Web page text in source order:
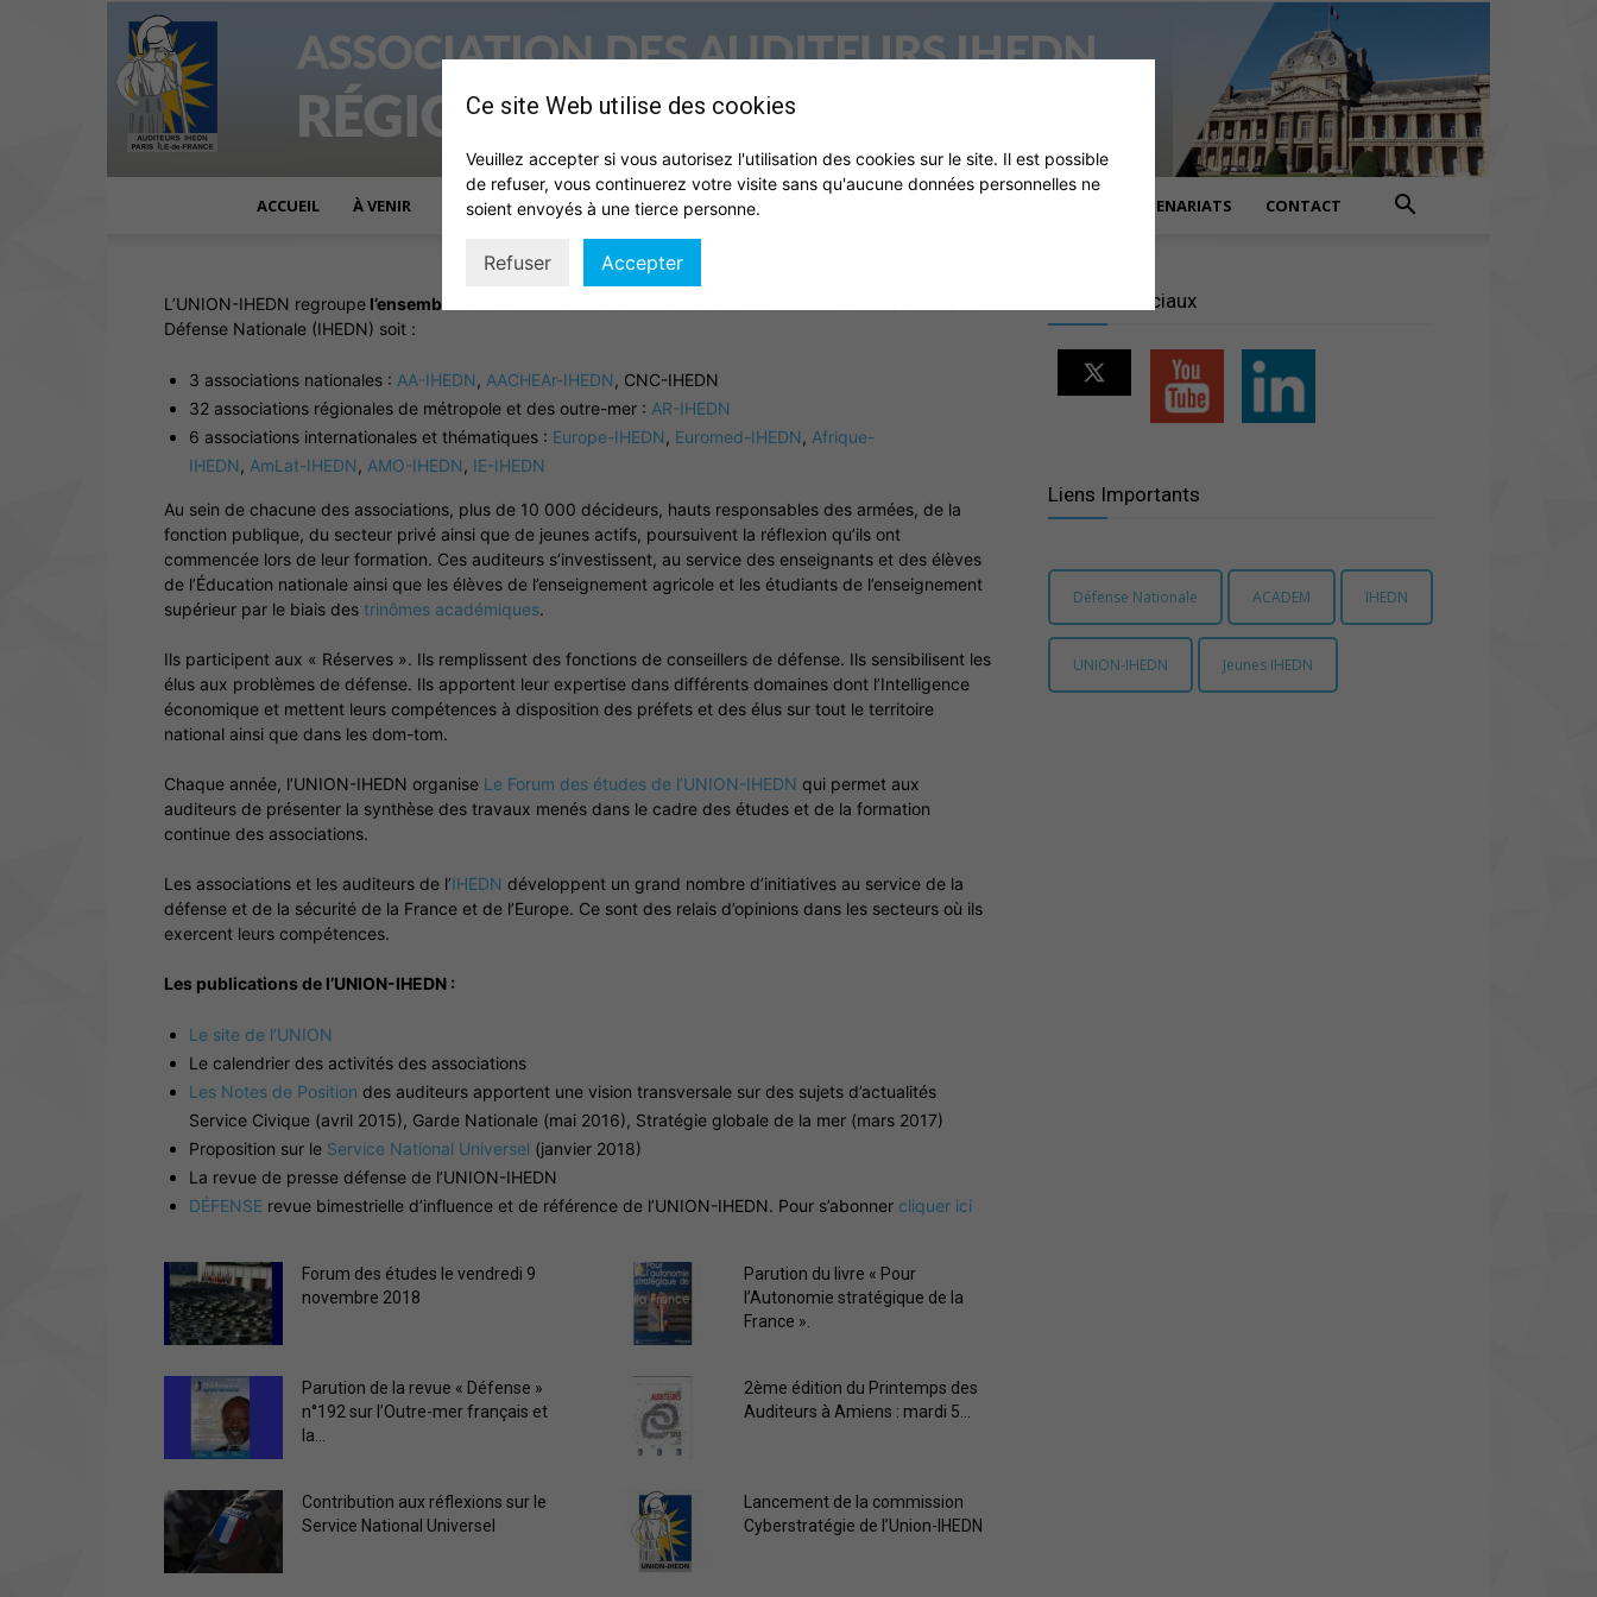
auditeurs
IHEDN
ACCUEIL À VENIR ACTUALITÉS QUI SOMMES NOUS ? PARTENARIATS CONTACT
L’UNION-IHEDN regroupe l’ensemble des 41 associations d’auditeurs
Défense Nationale (IHEDN) soit :
3 associations nationales : AA-IHEDN , AACHEAr-IHEDN , CNC-IHEDN
32 associations régionales de métropole et des outre-mer : AR-IHEDN
6 associations internationales et thématiques : Europe-IHEDN , Euromed-IHEDN , Afrique-
IHEDN , AmLat-IHEDN , AMO-IHEDN , IE-IHEDN
Au sein de chacune des associations, plus de 10 000 décideurs, hauts responsables des armées, de la
fonction publique, du secteur privé ainsi que de jeunes actifs, poursuivent la réflexion qu’ils ont
commencée lors de leur formation. Ces auditeurs s’investissent, au service des enseignants et des élèves
de l’Éducation nationale ainsi que les élèves de l’enseignement agricole et les étudiants de l’enseignement
supérieur par le biais des trinômes académiques.
Ils participent aux « Réserves ». Ils remplissent des fonctions de conseillers de défense. Ils sensibilisent les
élus aux problèmes de défense. Ils apportent leur expertise dans différents domaines dont l’Intelligence
économique et mettent leurs compétences à disposition des préfets et des élus sur tout le territoire
national ainsi que dans les dom-tom.
Chaque année, l’UNION-IHEDN organise Le Forum des études de l’UNION-IHEDN qui permet aux
auditeurs de présenter la synthèse des travaux menés dans le cadre des études et de la formation
continue des associations.
Les associations et les auditeurs de l’IHEDN développent un grand nombre d’initiatives au service de la
défense et de la sécurité de la France et de l’Europe. Ce sont des relais d’opinions dans les secteurs où ils
exercent leurs compétences.
Les publications de l’UNION-IHEDN :
Le site de l’UNION
Le calendrier des activités des associations
Les Notes de Position des auditeurs apportent une vision transversale sur des sujets d’actualités
Service Civique (avril 2015), Garde Nationale (mai 2016), Stratégie globale de la mer (mars 2017)
Proposition sur le Service National Universel (janvier 2018)
La revue de presse défense de l’UNION-IHEDN
DÉFENSE revue bimestrielle d’influence et de référence de l’UNION-IHEDN. Pour s’abonner cliquer ici
Réseaux sociaux
Liens Importants
Défense Nationale ACADEM IHEDN
UNION-IHEDN Jeunes IHEDN
Forum des études le vendredi 9
novembre 2018
Parution du livre « Pour
l’Autonomie stratégique de la
France ».
Parution de la revue « Défense »
n°192 sur l’Outre-mer français et
la...
2ème édition du Printemps des
Auditeurs à Amiens : mardi 5...
Contribution aux réflexions sur le
Service National Universel
Lancement de la commission
Cyberstratégie de l’Union-IHEDN
Ce site Web utilise des cookies
Veuillez accepter si vous autorisez l'utilisation des cookies sur le site. Il est possible
de refuser, vous continuerez votre visite sans qu'aucune données personnelles ne
soient envoyés à une tierce personne.
Refuser Accepter